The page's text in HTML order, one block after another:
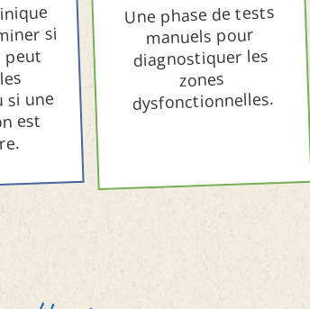
si
peut
si une
est
Une phase de tests
manuels pour
diagnostiquer les
zones
dysfonctionnelles.